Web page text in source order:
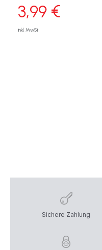
3,99 €
inkl. MwSt
Sichere Zahlung